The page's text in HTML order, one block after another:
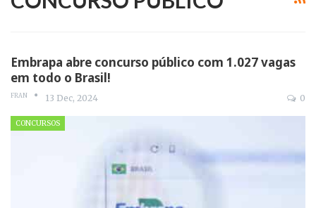
Embrapa abre concurso público com 1.027 vagas
em todo o Brasil!
FRAN 13 Dec, 2024 0
CONCURSOS